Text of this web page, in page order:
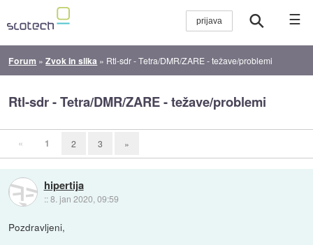
☰
Forum »Zvok in slika » Rtl-sdr - Tetra/DMR/ZARE - težave/problemi
Rtl-sdr - Tetra/DMR/ZARE - težave/problemi
« 1 2 3 »
hipertija
::8. jan 2020, 09:59
Pozdravljeni,